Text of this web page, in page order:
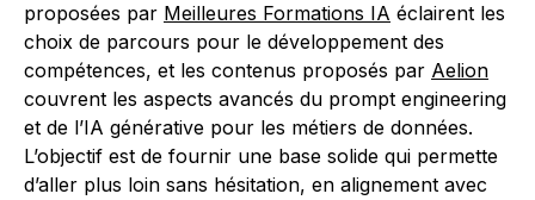
proposées par Meilleures Formations IA éclairent les
choix de parcours pour le développement des
compétences, et les contenus proposés par Aelion
couvrent les aspects avancés du prompt engineering
et de l’IA générative pour les métiers de données.
L’objectif est de fournir une base solide qui permette
d’aller plus loin sans hésitation, en alignement avec